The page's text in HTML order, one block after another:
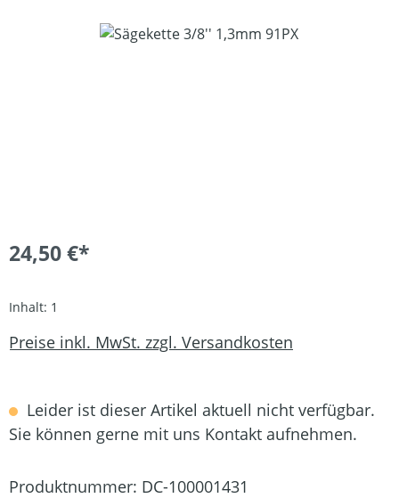
Bildergalerie überspringen
24,50 €*
Inhalt: 1
Preise inkl. MwSt. zzgl. Versandkosten
Leider ist dieser Artikel aktuell nicht verfügbar.
Sie können gerne mit uns Kontakt aufnehmen.
Produktnummer: DC-100001431